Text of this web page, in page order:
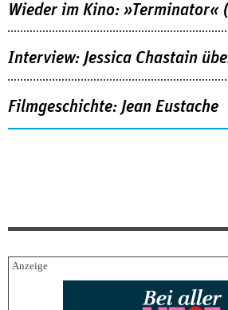
Wieder im Kino: »Terminator«
Interview: Jessica Chastain
Filmgeschichte: Jean Eustache